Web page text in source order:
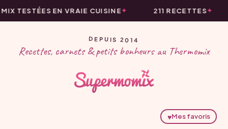
TESTÉES EN VRAIE CUISINE 211 RECETTES
DEPUIS 2014
Recettes, carnets & petits bonheurs au Thermomix
♥Mes favoris